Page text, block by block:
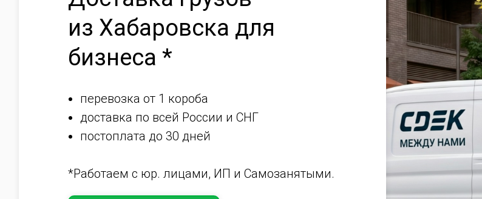
из Хабаровска для
бизнеса *
перевозка от 1 короба
доставка по всей России и СНГ
постоплата до 30 дней
*Работаем с юр. лицами, ИП и Самозанятыми.